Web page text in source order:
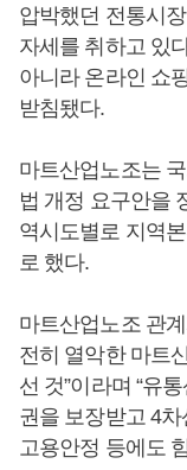
압박했던 전통시
자세를 취하고 있
아니라 온라인 쇼
받침됐다.
마트산업노조는
법 개정 요구안을
역시도별로 지역
로 했다.
마트산업노조 관계
전히 열악한 마트
선 것”이라며 “유
권을 보장받고 4
고용안정 등에도